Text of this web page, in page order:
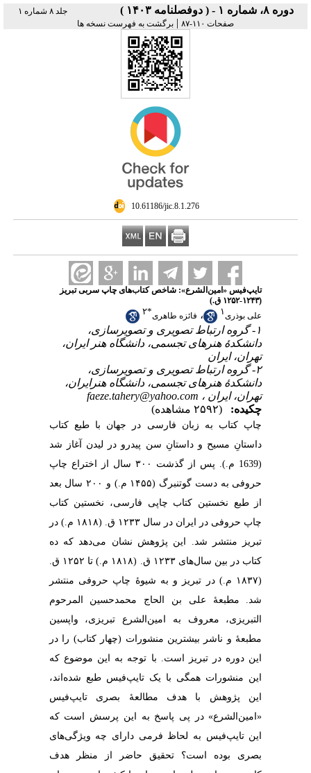
دوره ۸، شماره ۱ - ( دوفصلنامه ۱۴۰۳ )
جلد ۸ شماره ۱
صفحات ۱۱۰-۸۷
| برگشت به فهرست نسخه ها
‎ 10.61186/jic.8.1.276
تایپ‌فیس «امین‌الشرع»: شاخص کتاب‌های چاپ سربی تبریز
(۱۲۴۳-۱۲۵۲ ق.)
علی بوذری۱ ، فائزه طاهری*۲
۱- گروه ارتباط تصویری و تصویرسازی،
دانشکدۀ هنرهای تجسمی، دانشگاه هنر ایران،
تهران، ایران
۲- گروه ارتباط تصویری و تصویرسازی،
دانشکدۀ هنرهای تجسمی، دانشگاه هنرایران،
تهران، ایران ، faeze.tahery@yahoo.com
چکیده:
(۲۵۹۲ مشاهده)
چاپ کتاب به زبان فارسی در جهان با طبع کتاب
داستانِ مسیح و داستانِ سن پیدرو در لیدن آغاز شد
(1639 م.). پس از گذشت ۳۰۰ سال از اختراع چاپ
حروفی به دست گوتنبرگ (۱۴۵۵ م.) و ۲۰۰ سال بعد
از طبع نخستین کتاب چاپی فارسی، نخستین کتاب
چاپ حروفی در ایران در سال ۱۲۳۳ ق. (۱۸۱۸ م.) در
تبریز منتشر شد. این پژوهش نشان می‌دهد که ده
کتاب در بین سال‌های ۱۲۳۳ ق. (۱۸۱۸ م.) تا ۱۲۵۲ ق.
(۱۸۳۷ م.) در تبریز و به شیوۀ چاپ حروفی منتشر
شد. مطبعۀ علی بن الحاج محمدحسین المرحوم
التبریزی، معروف به امین‌الشرع تبریزی، واپسین
مطبعۀ و ناشر بیشترین منشورات (چهار کتاب) را در
این دوره در تبریز است. با توجه به این موضوع که
این منشورات همگی با یک تایپ‌فیس طبع شده‌اند،
این پژوهش با هدف مطالعۀ بصری تایپ‌فیس
«امین‌الشرع» در پی پاسخ به این پرسش است که
این تایپ‌فیس به لحاظ فرمی دارای چه ویژگی‌های
بصری بوده است؟ تحقیق حاضر از منظر هدف